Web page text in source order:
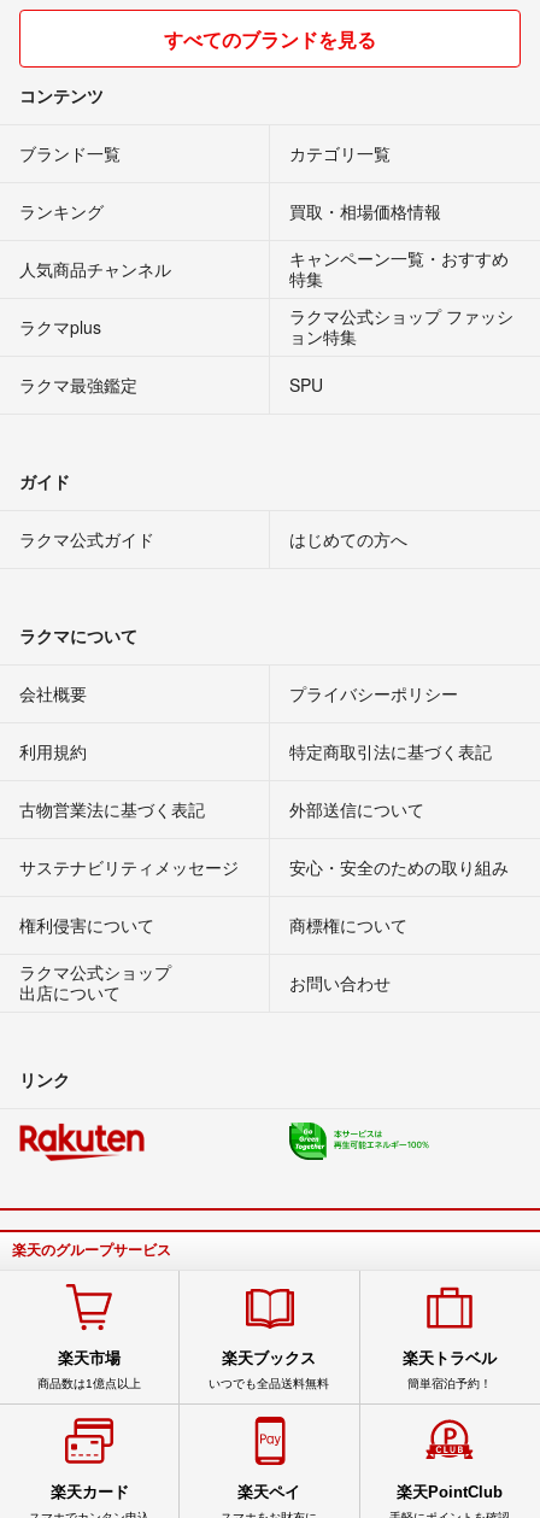
すべてのブランドを見る
コンテンツ
ブランド一覧 カテゴリ一覧
ランキング 買取・相場価格情報
人気商品チャンネル
キャンペーン一覧・おすすめ
特集
ラクマplus
ラクマ公式ショップ ファッシ
ョン特集
ラクマ最強鑑定
SPU
ガイド
ラクマ公式ガイド はじめての方へ
ラクマについて
会社概要 プライバシーポリシー
利用規約 特定商取引法に基づく表記
古物営業法に基づく表記 外部送信について
サステナビリティメッセージ 安心・安全のための取り組み
権利侵害について
商標権について
ラクマ公式ショップ
出店について
お問い合わせ
リンク
楽天のグループサービス
楽天市場
商品数は1億点以上
楽天ブックス
いつでも全品送料無料
楽天トラベル
簡単宿泊予約！
楽天カード 楽天ペイ 楽天PointClub